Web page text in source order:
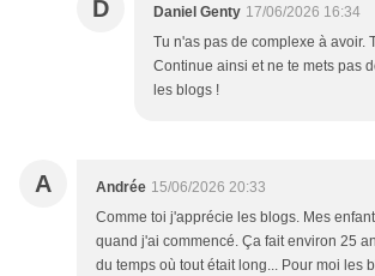
D Daniel Genty 17/06/2026 16:34
Tu n'as pas de complexe à avoir.
Continue ainsi et ne te mets pas
les blogs !
A Andrée 15/06/2026 20:33
Comme toi j'apprécie les blogs. Mes
quand j'ai commencé. Ça fait environ 25
du temps où tout était long... Pour moi les